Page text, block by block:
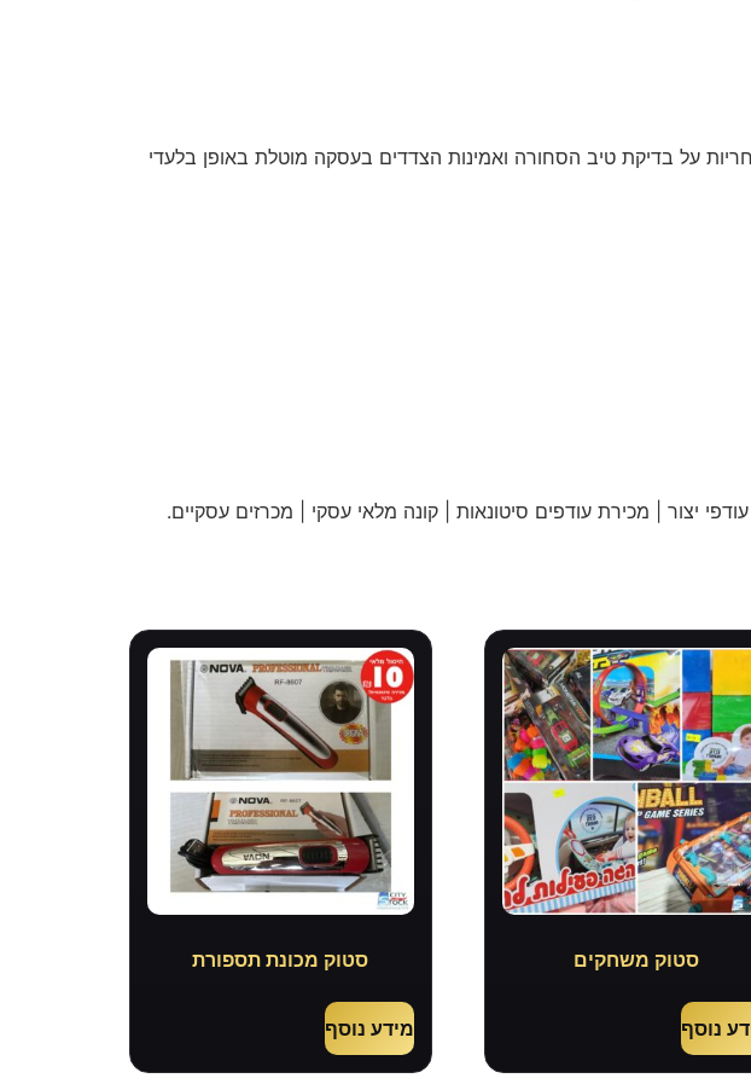
על בדיקת טיב הסחורה ואמינות הצדדים בעסקה מוטלת באופן בלעדי
יצור | מכירת עודפים סיטונאות | קונה מלאי עסקי | מכרזים עסקיים.
סטוק משחקים
נוסף
סטוק מכונת תספורת
מידע נוסף